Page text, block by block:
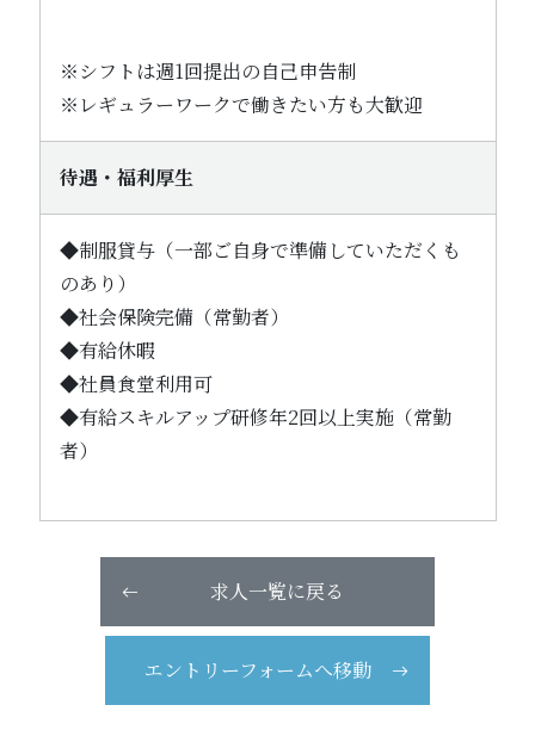
※シフトは週1回提出の自己申告制
※レギュラーワークで働きたい方も大歓迎
待遇・福利厚生
◆制服貸与（一部ご自身で準備していただくも
のあり）
◆社会保険完備（常勤者）
◆有給休暇
◆社員食堂利用可
◆有給スキルアップ研修年2回以上実施（常勤
者）
求人一覧に戻る
エントリーフォームへ移動